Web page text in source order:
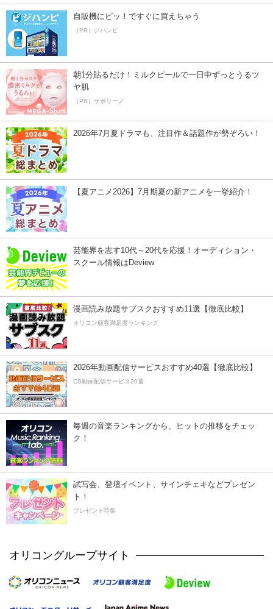
自販機にピッ！ですぐに買えちゃう
（PR）ジハンピ
朝1分貼るだけ！ミルクピールで一日中ずっとうるツ
ヤ肌
（PR）サボリーノ
2026年7月夏ドラマも、注目作＆話題作が勢ぞろい！
【夏アニメ2026】7月期夏の新アニメを一挙紹介！
芸能界を志す10代～20代を応援！オーディション・
スクール情報はDeview
漫画読み放題サブスクおすすめ11選【徹底比較】
オリコン顧客満足度ランキング
2026年動画配信サービスおすすめ40選【徹底比較】
CS動画配信サービス20選
毎週の音楽ランキングから、ヒットの推移をチェッ
ク！
試写会、登壇イベント、サインチェキなどプレゼン
ト！
プレゼント特集
オリコングループサイト